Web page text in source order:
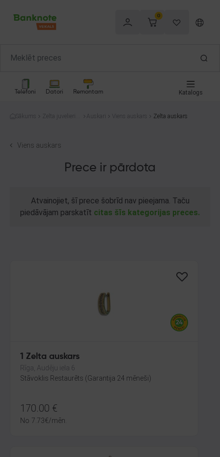
0
Telefoni Datori Remontam Katalogs
Sākums
Zelta juvelierizs
Auskari Viens auskars Zelta auskars
Viens auskars
Prece ir pārdota
Atvainojiet, šī prece šobrīd nav pieejama. Taču
piedāvājam parskatīt citas šīs kategorijas preces.
1 Zelta auskars
Rīga, Audēju iela 6
Stāvoklis Restaurēts (Garantija 24 mēneši)
170.00 €
No 7.73€/mēn.